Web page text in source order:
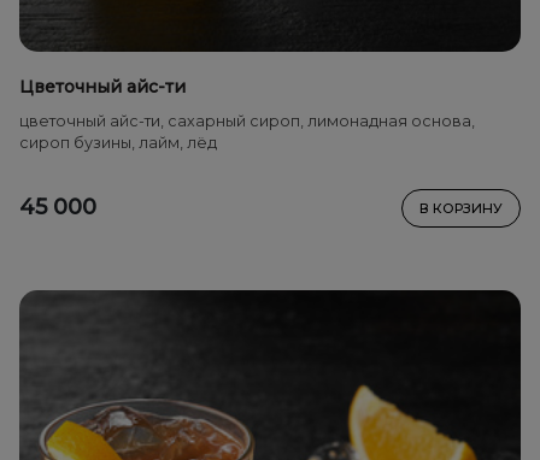
Цветочный айс-ти
цветочный айс-ти, сахарный сироп, лимонадная основа,
сироп бузины, лайм, лёд
45 000 В КОРЗИНУ